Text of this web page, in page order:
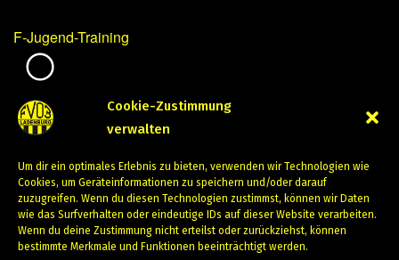
Cookie-Zustimmung
verwalten
Um dir ein optimales Erlebnis zu bieten, verwenden wir Technologien wie
Cookies, um Geräteinformationen zu speichern und/oder darauf
zuzugreifen. Wenn du diesen Technologien zustimmst, können wir Daten
wie das Surfverhalten oder eindeutige IDs auf dieser Website verarbeiten.
Wenn du deine Zustimmung nicht erteilst oder zurückziehst, können
bestimmte Merkmale und Funktionen beeinträchtigt werden.
F-Jugend-Training
Dezember 27, 2023
PREVIOUS